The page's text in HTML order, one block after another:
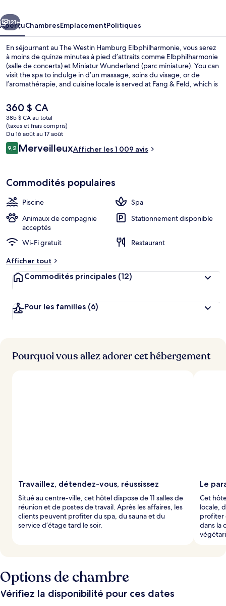
Elbphilharmonie
Suivant
121+
AperçuChambresEmplacementPolitiques
En séjournant au The Westin Hamburg Elbphilharmonie, vous serez
à moins de quinze minutes à pied d’attraits comme Elbphilharmonie
(salle de concerts) et Miniatur Wunderland (parc miniature). You can
visit the spa to indulge in d’un massage, soins du visage, or de
l’aromathérapie, and cuisine locale is served at Fang & Feld, which is
de cet hôtel de luxe figurent une piscine intérieure, un bar-salon et
un centre d’entraînement physique. Les autres voyageurs adorent
le personnel serviable. L’hébergement se situe à quelques minutes
de marche du transport en commun : Station U-Bahn Baumwall se
trouve à 9 minutes.
Le
prix
actuel
est
de 360 $ CA
360 $ CA
385 $ CA au total
(taxes et frais compris)
Du 16 août au 17 août
Avis
9,29,2 sur 10 –
MerveilleuxAfficher les 1 009 avis
Commodités populaires
Piscine
Spa
Animaux de compagnie
acceptés
Stationnement disponible
Wi-Fi gratuit
Restaurant
Afficher tout
Commodités principales (12)
Pour les familles (6)
Pourquoi vous allez adorer cet hébergement
Travaillez, détendez-vous, réussissez
Situé au centre-ville, cet hôtel dispose de 11 salles de
réunion et de postes de travail. Après les affaires, les
clients peuvent profiter du spa, du sauna et du
service d’étage tard le soir.
Le
Cet
locale,
profiter
dans la
Options de chambre
Vérifiez la disponibilité pour ces dates